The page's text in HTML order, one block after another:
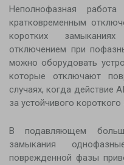
Неполнофазная
кратковременным
коротких
отключением при
можно оборудовать
которые отключают
случаях, когда действие
за устойчивого
В подавляющем
замыкания
поврежденной фазы